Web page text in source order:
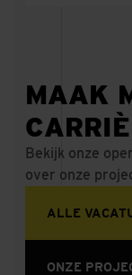
MAAK
Bekijk onze
over onze
ALLE
ONZE